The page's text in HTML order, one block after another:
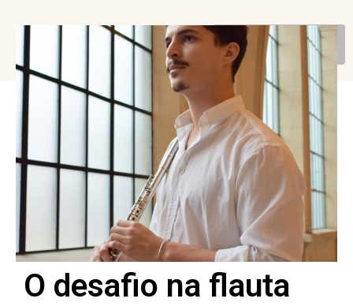
VOLTAR
O desafio na flauta